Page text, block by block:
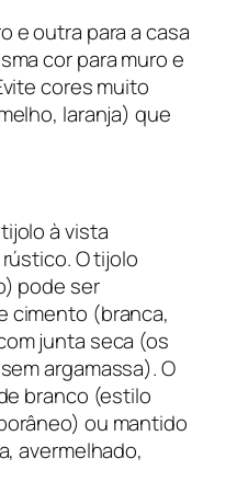
e outra para a casa
cor para muro e
cores muito
laranja) que
à vista
O tijolo
pode ser
cimento (branca,
junta seca (os
argamassa). O
branco (estilo
ou mantido
avermelhado,